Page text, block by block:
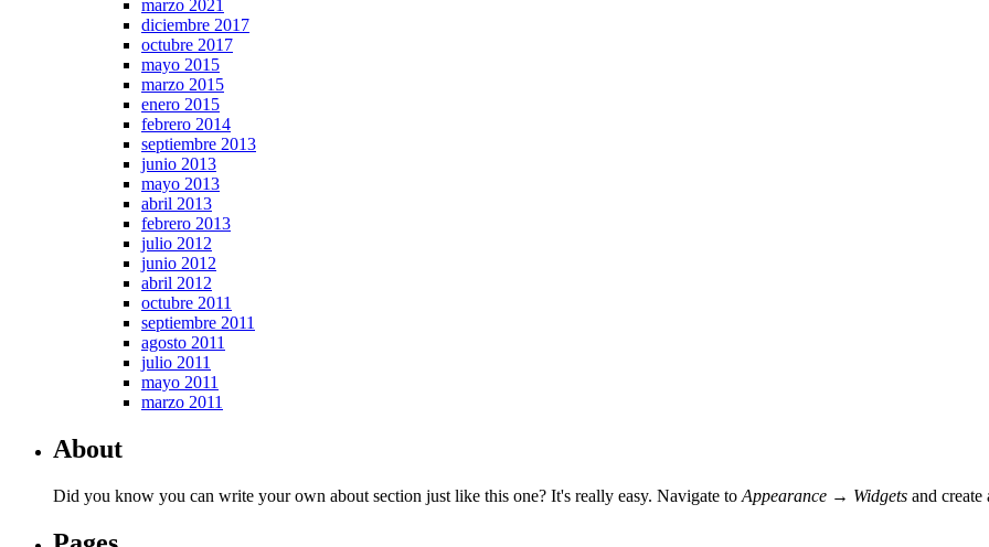
marzo 2021
diciembre 2017
octubre 2017
mayo 2015
marzo 2015
enero 2015
febrero 2014
septiembre 2013
junio 2013
mayo 2013
abril 2013
febrero 2013
julio 2012
junio 2012
abril 2012
octubre 2011
septiembre 2011
agosto 2011
julio 2011
mayo 2011
marzo 2011
About
Did you know you can write your own about section just like this one? It's really easy. Navigate to Appearance → Widgets and